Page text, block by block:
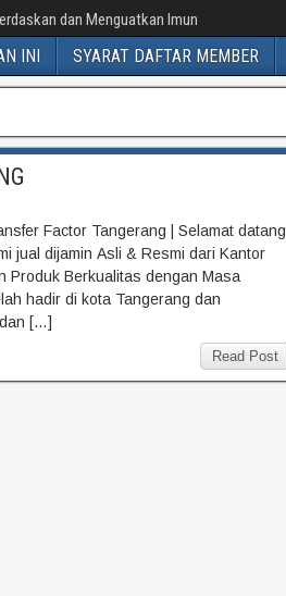
dan Menguatkan Imun
INI SYARAT DAFTAR MEMBER
Factor Tangerang | Selamat datang
jual dijamin Asli & Resmi dari Kantor
Produk Berkualitas dengan Masa
hadir di kota Tangerang dan
[…]
Read Post